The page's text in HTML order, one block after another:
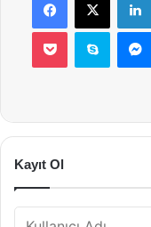
Pocket Skype
Kayıt Ol